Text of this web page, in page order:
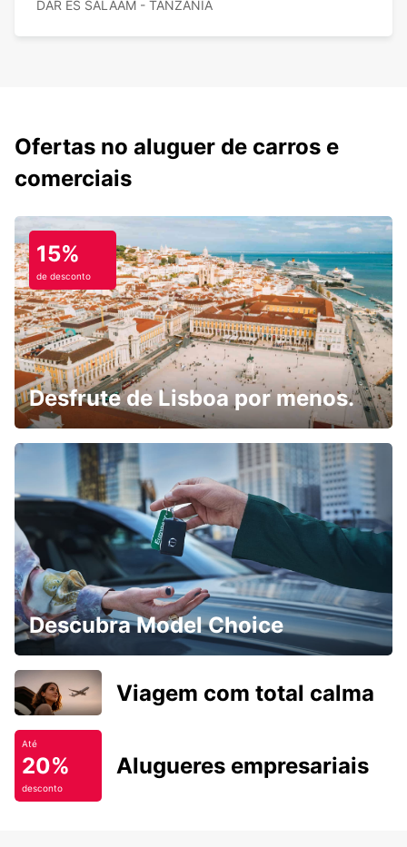
DAR ES SALAAM - TANZANIA
Ofertas no aluguer de carros e
comerciais
15%
de desconto
Desfrute de Lisboa por menos.
Descubra Model Choice
Viagem com total calma
Até
20%
desconto
Alugueres empresariais